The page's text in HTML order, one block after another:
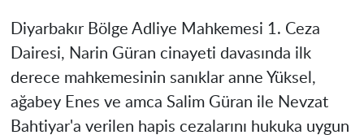
Diyarbakır Bölge Adliye Mahkemesi 1. Ceza
Dairesi, Narin Güran cinayeti davasında ilk
derece mahkemesinin sanıklar anne Yüksel,
ağabey Enes ve amca Salim Güran ile Nevzat
Bahtiyar'a verilen hapis cezalarını hukuka uygun